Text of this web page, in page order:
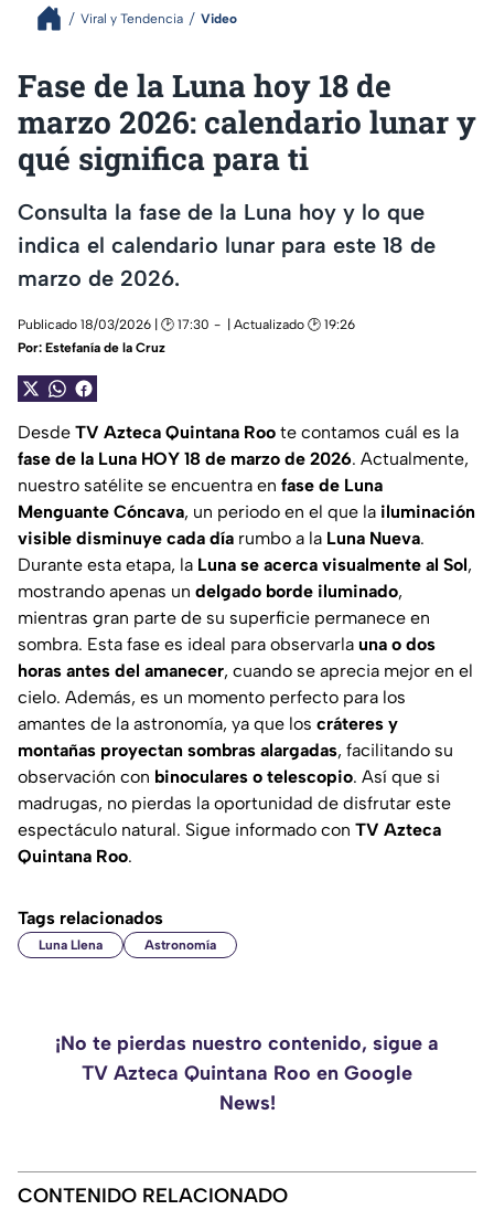
Viral y Tendencia Video
Fase de la Luna hoy 18 de
marzo 2026: calendario lunar y
qué significa para ti
Consulta la fase de la Luna hoy y lo que
indica el calendario lunar para este 18 de
marzo de 2026.
Publicado 18/03/2026 | 🕑 17:30
| Actualizado 🕑 19:26
Por: Estefanía de la Cruz
Desde TV Azteca Quintana Roo te contamos cuál es la
fase de la Luna HOY 18 de marzo de 2026. Actualmente,
nuestro satélite se encuentra en fase de Luna
Menguante Cóncava, un periodo en el que la iluminación
visible disminuye cada día rumbo a la Luna Nueva.
Durante esta etapa, la Luna se acerca visualmente al Sol,
mostrando apenas un delgado borde iluminado,
mientras gran parte de su superficie permanece en
sombra. Esta fase es ideal para observarla una o dos
horas antes del amanecer, cuando se aprecia mejor en el
cielo. Además, es un momento perfecto para los
amantes de la astronomía, ya que los cráteres y
montañas proyectan sombras alargadas, facilitando su
observación con binoculares o telescopio. Así que si
madrugas, no pierdas la oportunidad de disfrutar este
espectáculo natural. Sigue informado con TV Azteca
Quintana Roo.
Tags relacionados
Luna Llena Astronomía
¡No te pierdas nuestro contenido, sigue a
TV Azteca Quintana Roo en Google
News!
CONTENIDO RELACIONADO